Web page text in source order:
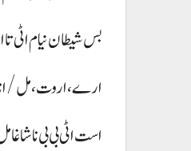
بس شیطان نیام
ارے، اروت، مل/ انا
است اٹی بی بی نا